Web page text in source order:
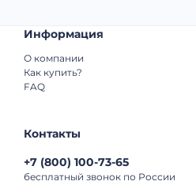
Информация
О компании
Как купить?
FAQ
Контакты
+7 (800) 100-73-65
бесплатный звонок по России